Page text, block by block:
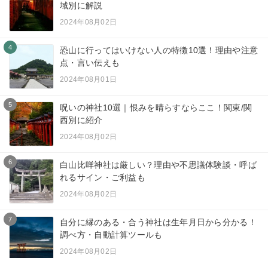
域別に解説
2024年08月02日
4
恐山に行ってはいけない人の特徴10選！理由や注意
点・言い伝えも
2024年08月01日
5
呪いの神社10選｜恨みを晴らすならここ！関東/関
西別に紹介
2024年08月02日
6
白山比咩神社は厳しい？理由や不思議体験談・呼ば
れるサイン・ご利益も
2024年08月02日
7
自分に縁のある・合う神社は生年月日から分かる！
調べ方・自動計算ツールも
2024年08月02日